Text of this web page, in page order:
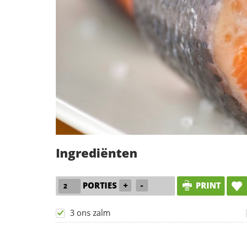
Ingrediënten
PORTIES + - PRINT
3 ons zalm